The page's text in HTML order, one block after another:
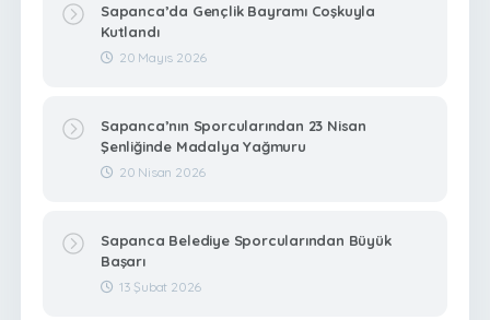
Sapanca’da Gençlik Bayramı Coşkuyla
Kutlandı
20 Mayıs 2026
Sapanca’nın Sporcularından 23 Nisan
Şenliğinde Madalya Yağmuru
20 Nisan 2026
Sapanca Belediye Sporcularından Büyük
Başarı
13 Şubat 2026